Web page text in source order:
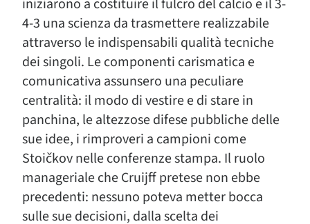
iniziarono a costituire il fulcro del calcio e il 3-
4-3 una scienza da trasmettere realizzabile
attraverso le indispensabili qualità tecniche
dei singoli. Le componenti carismatica e
comunicativa assunsero una peculiare
centralità: il modo di vestire e di stare in
panchina, le altezzose difese pubbliche delle
sue idee, i rimproveri a campioni come
Stoičkov nelle conferenze stampa. Il ruolo
manageriale che Cruijff pretese non ebbe
precedenti: nessuno poteva metter bocca
sulle sue decisioni, dalla scelta dei